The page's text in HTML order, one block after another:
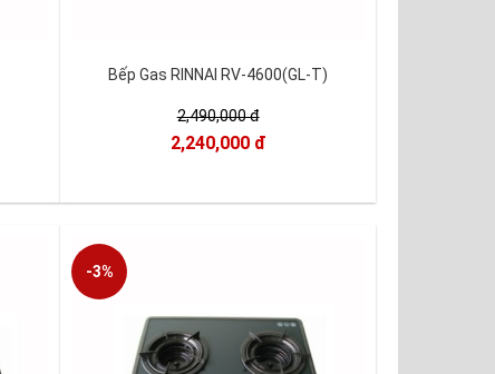
Bếp Gas RINNAI RV-4600(GL-T)
2,490,000 đ
2,240,000 đ
-3%